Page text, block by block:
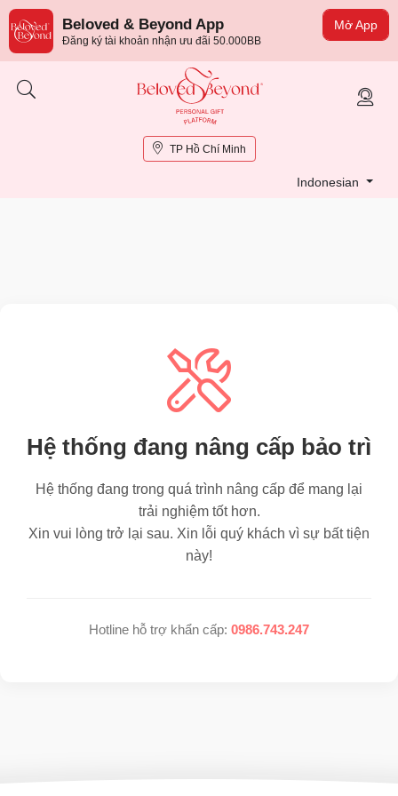
Mở App
Beloved & Beyond App
Đăng ký tài khoản nhận ưu đãi 50.000BB
TP Hồ Chí Minh
Indonesian
Hệ thống đang nâng cấp bảo trì
Hệ thống đang trong quá trình nâng cấp để mang lại
trải nghiệm tốt hơn.
Xin vui lòng trở lại sau. Xin lỗi quý khách vì sự bất tiện
này!
Hotline hỗ trợ khẩn cấp: 0986.743.247